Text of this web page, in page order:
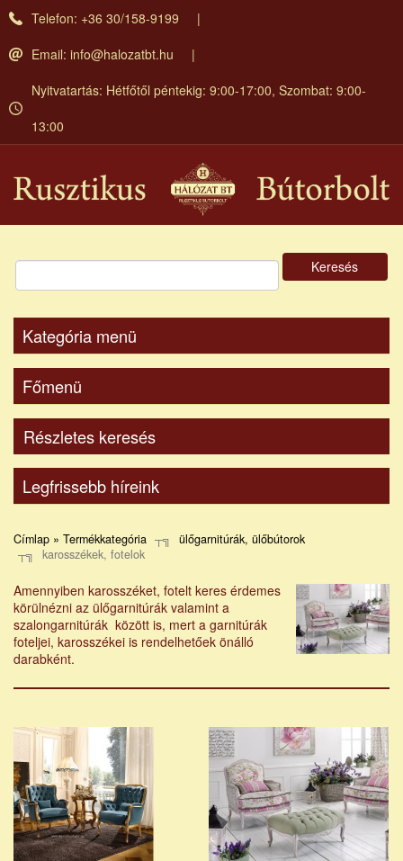
Ugrás
Telefon: +36 30/158-9199
Email: info@halozatbt.hu
Nyitvatartás: Hétfőtől péntekig: 9:00-17:00, Szombat: 9:00-
13:00
Keresés
Kategória menü
Főmenü
Részletes keresés
Legfrissebb híreink
Címlap » Termékkategória
ülőgarnitúrák, ülőbútorok
karosszékek, fotelok
Amennyiben karosszéket, fotelt keres érdemes
körülnézni az ülőgarnitúrák valamint a
szalongarnitúrák között is, mert a garnitúrák
foteljei, karosszékei is rendelhetőek önálló
darabként.